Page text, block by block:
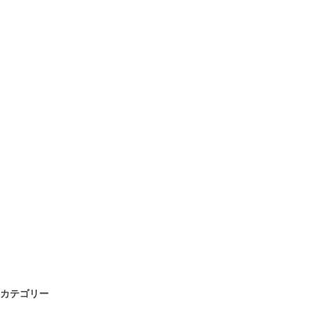
カテゴリー